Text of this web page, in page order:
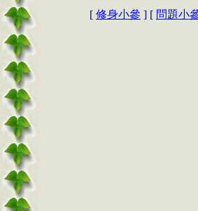
[ 修身小參 ] [ 問題小